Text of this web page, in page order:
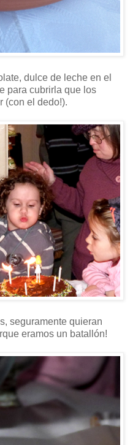
dulce de leche en el
para cubrirla que los
(con el dedo!).
seguramente quieran
eramos un batallón!